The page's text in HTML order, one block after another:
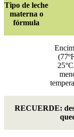
Tipo de leche
materna o
fórmula
RECUERDE: